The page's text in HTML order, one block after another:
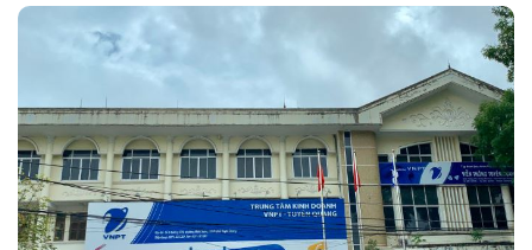
VNPT Điện Biên có tốc độ…